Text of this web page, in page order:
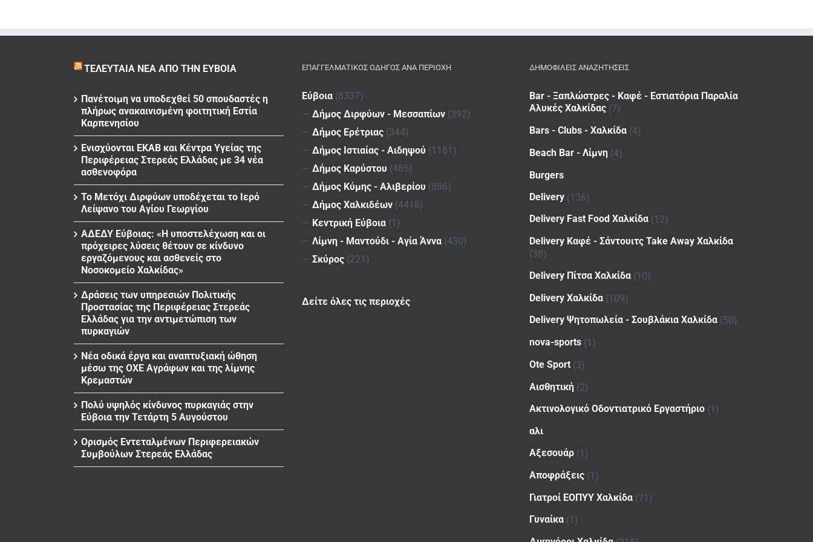
ΤΕΛΕΥΤΑΊΑ ΝΈΑ ΑΠΌ ΤΗΝ ΕΎΒΟΙΑ
Πανέτοιμη να υποδεχθεί 50 σπουδαστές η
πλήρως ανακαινισμένη φοιτητική Εστία
Καρπενησίου
Ενισχύονται ΕΚΑΒ και Κέντρα Υγείας της
Περιφέρειας Στερεάς Ελλάδας με 34 νέα
ασθενοφόρα
Το Μετόχι Διρφύων υποδέχεται το Ιερό
Λείψανο του Αγίου Γεωργίου
ΑΔΕΔΥ Εύβοιας: «Η υποστελέχωση και οι
πρόχειρες λύσεις θέτουν σε κίνδυνο
εργαζόμενους και ασθενείς στο
Νοσοκομείο Χαλκίδας»
Δράσεις των υπηρεσιών Πολιτικής
Προστασίας της Περιφέρειας Στερεάς
Ελλάδας για την αντιμετώπιση των
πυρκαγιών
Νέα οδικά έργα και αναπτυξιακή ώθηση
μέσω της ΟΧΕ Αγράφων και της λίμνης
Κρεμαστών
Πολύ υψηλός κίνδυνος πυρκαγιάς στην
Εύβοια την Τετάρτη 5 Αυγούστου
Ορισμός Εντεταλμένων Περιφερειακών
Συμβούλων Στερεάς Ελλάδας
ΕΠΑΓΓΕΛΜΑΤΙΚΌΣ ΟΔΗΓΌΣ ΑΝΆ ΠΕΡΙΟΧΉ
Εύβοια (8337)
— Δήμος Διρφύων - Μεσσαπίων (392)
— Δήμος Ερέτριας (344)
— Δήμος Ιστιαίας - Αιδηψού (1161)
— Δήμος Καρύστου (485)
— Δήμος Κύμης - Αλιβερίου (886)
— Δήμος Χαλκιδέων (4418)
— Κεντρική Εύβοια (1)
— Λίμνη - Μαντούδι - Αγία Άννα (430)
— Σκύρος (221)
Δείτε όλες τις περιοχές
ΔΗΜΟΦΙΛΕΙΣ ΑΝΑΖΗΤΗΣΕΙΣ
Bar - Ξαπλώστρες - Καφέ - Εστιατόρια Παραλία
Αλυκές Χαλκίδας (7)
Bars - Clubs - Χαλκίδα (4)
Beach Bar - Λίμνη (4)
Burgers
Delivery (136)
Delivery Fast Food Χαλκίδα (12)
Delivery Καφέ - Σάντουιτς Take Away Χαλκίδα
(38)
Delivery Πίτσα Χαλκίδα (10)
Delivery Χαλκίδα (109)
Delivery Ψητοπωλεία - Σουβλάκια Χαλκίδα (50)
nova-sports (1)
Ote Sport (3)
Αισθητική (2)
Ακτινολογικό Οδοντιατρικό Εργαστήριο (1)
αλι
Αξεσουάρ (1)
Αποφράξεις (1)
Γιατροί ΕΟΠΥΥ Χαλκίδα (71)
Γυναίκα (1)